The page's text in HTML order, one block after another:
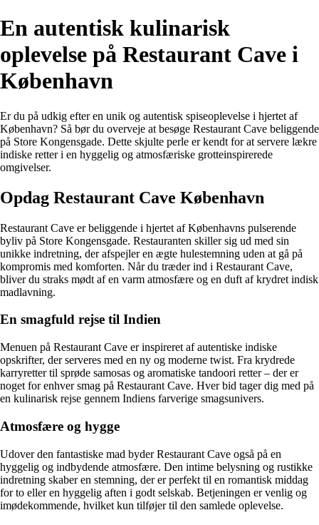
En autentisk kulinarisk
oplevelse på Restaurant Cave i
København
Er du på udkig efter en unik og autentisk spiseoplevelse i hjertet af
København? Så bør du overveje at besøge Restaurant Cave beliggende
på Store Kongensgade. Dette skjulte perle er kendt for at servere lækre
indiske retter i en hyggelig og atmosfæriske grotteinspirerede
omgivelser.
Opdag Restaurant Cave København
Restaurant Cave er beliggende i hjertet af Københavns pulserende
byliv på Store Kongensgade. Restauranten skiller sig ud med sin
unikke indretning, der afspejler en ægte hulestemning uden at gå på
kompromis med komforten. Når du træder ind i Restaurant Cave,
bliver du straks mødt af en varm atmosfære og en duft af krydret indisk
madlavning.
En smagfuld rejse til Indien
Menuen på Restaurant Cave er inspireret af autentiske indiske
opskrifter, der serveres med en ny og moderne twist. Fra krydrede
karryretter til sprøde samosas og aromatiske tandoori retter – der er
noget for enhver smag på Restaurant Cave. Hver bid tager dig med på
en kulinarisk rejse gennem Indiens farverige smagsunivers.
Atmosfære og hygge
Udover den fantastiske mad byder Restaurant Cave også på en
hyggelig og indbydende atmosfære. Den intime belysning og rustikke
indretning skaber en stemning, der er perfekt til en romantisk middag
for to eller en hyggelig aften i godt selskab. Betjeningen er venlig og
imødekommende, hvilket kun tilføjer til den samlede oplevelse.